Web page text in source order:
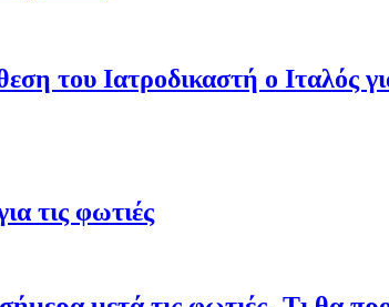
του Ιατροδικαστή ο Ιταλός
τις φωτιές